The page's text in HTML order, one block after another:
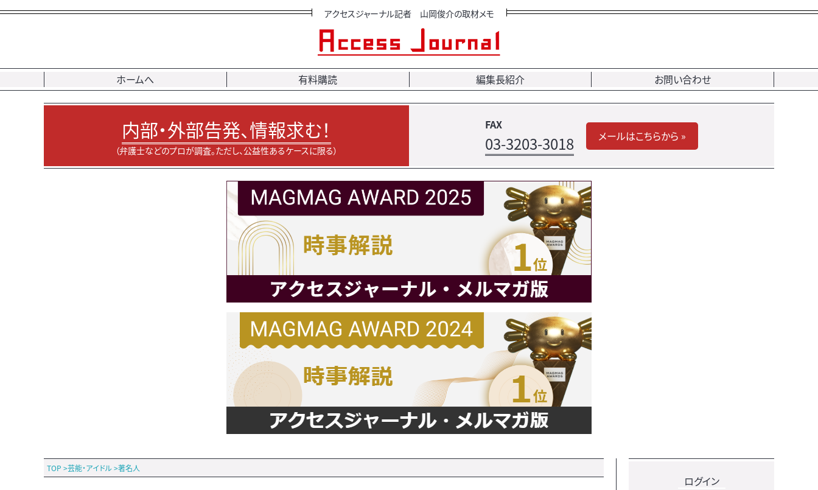
アクセスジャーナル記者 山岡俊介の取材メモ
ホームへ 有料購読 編集長紹介 お問い合わせ
内部・外部告発、情報求む！
（弁護士などのプロが調査。ただし、公益性あるケースに限る）
FAX
03-3203-3018 メールはこちらから »
TOP >芸能・アイドル>著名人
ログイン